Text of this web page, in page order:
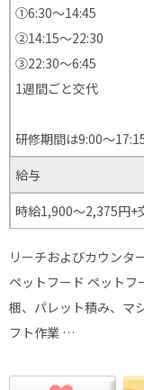
①6:30～14:45
②14:15～22:30
③22:30～6:45
1週間ごと交代
研修期間は9:00～
給与
時給1,900～2,375円+
リーチおよびカウンタ
ペットフード ペット
梱、パレット積み、マ
フト作業 …